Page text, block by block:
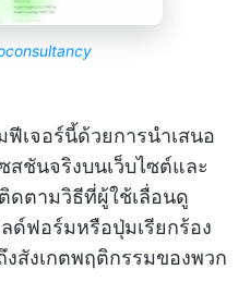
ฟีเจอร์นี้ด้วยการนำเสนอ
สชันจริงบนเว็บไซต์และ
ตามวิธีที่ผู้ใช้เลื่อนดู
ฟอร์มหรือปุ่มเรียกร้อง
สังเกตพฤติกรรมของพวก